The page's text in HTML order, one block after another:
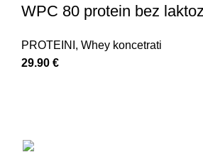
WPC 80 protein bez
PROTEINI , Whey koncetrati
29.90 €